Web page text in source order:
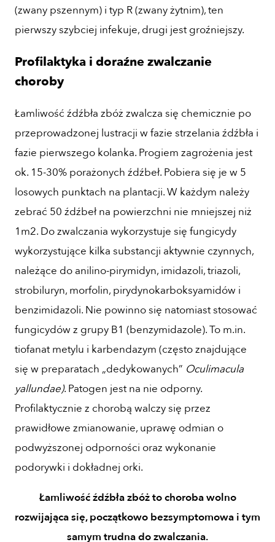
(zwany pszennym) i typ R (zwany żytnim), ten
pierwszy szybciej infekuje, drugi jest groźniejszy.
Profilaktyka i doraźne zwalczanie
choroby
Łamliwość źdźbła zbóż zwalcza się chemicznie po
przeprowadzonej lustracji w fazie strzelania źdźbła i
fazie pierwszego kolanka. Progiem zagrożenia jest
ok. 15-30% porażonych źdźbeł. Pobiera się je w 5
losowych punktach na plantacji. W każdym należy
zebrać 50 źdźbeł na powierzchni nie mniejszej niż
1m2. Do zwalczania wykorzystuje się fungicydy
wykorzystujące kilka substancji aktywnie czynnych,
należące do anilino-pirymidyn, imidazoli, triazoli,
strobiluryn, morfolin, pirydynokarboksyamidów i
benzimidazoli. Nie powinno się natomiast stosować
fungicydów z grupy B1 (benzymidazole). To m.in.
tiofanat metylu i karbendazym (często znajdujące
się w preparatach „dedykowanych” Oculimacula
yallundae). Patogen jest na nie odporny.
Profilaktycznie z chorobą walczy się przez
prawidłowe zmianowanie, uprawę odmian o
podwyższonej odporności oraz wykonanie
podorywki i dokładnej orki.
Łamliwość źdźbła zbóż to choroba wolno
rozwijająca się, początkowo bezsymptomowa i tym
samym trudna do zwalczania.